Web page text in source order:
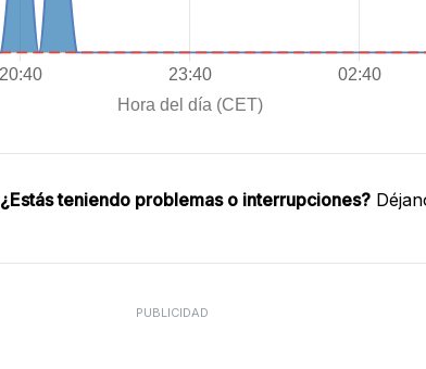
¿Estás teniendo problemas o interrupciones?
PUBLICIDAD